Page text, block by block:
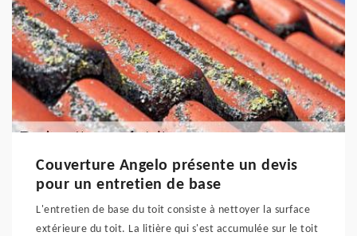
Couverture Angelo présente un devis
pour un entretien de base
L'entretien de base du toit consiste à nettoyer la surface
extérieure du toit. La litière qui s'est accumulée sur le toit